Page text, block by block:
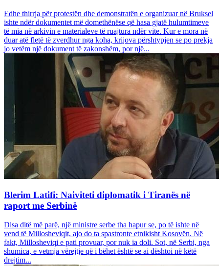
Edhe thirrja për protestën dhe demonstratën e organizuar në Bruksel
ishte ndër dokumentet më domethënëse që hasa gjatë hulumtimeve
të mia në arkivin e materialeve të ruajtura ndër vite. Kur e mora në
duar atë fletë të zverdhur nga koha, krijova përshtypjen se po prekja
jo vetëm një dokument të zakonshëm, por një...
Blerim Latifi: Naiviteti diplomatik i Tiranës në
raport me Serbinë
Disa ditë më parë, një ministre serbe tha hapur se, po të ishte në
vend të Millosheviqit, ajo do ta spastronte etnikisht Kosovën. Në
fakt, Millosheviqi e pati provuar, por nuk ia doli. Sot, në Serbi, nga
shumica, e vetmja vërejtje që i bëhet është se ai dështoi në këtë
drejtim...